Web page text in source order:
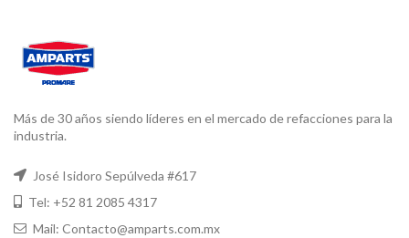
Más de 30 años siendo líderes en el mercado de refacciones para la
industria.
José Isidoro Sepúlveda #617
Tel: +52 81 2085 4317
Mail: Contacto@amparts.com.mx